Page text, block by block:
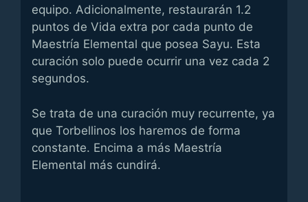
equipo. Adicionalmente, restaurarán 1.2
puntos de Vida extra por cada punto de
Maestría Elemental que posea Sayu. Esta
curación solo puede ocurrir una vez cada 2
segundos.
Se trata de una curación muy recurrente, ya
que Torbellinos los haremos de forma
constante. Encima a más Maestría
Elemental más cundirá.